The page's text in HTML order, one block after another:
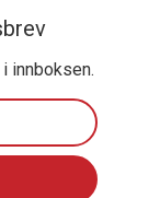
innboksen.